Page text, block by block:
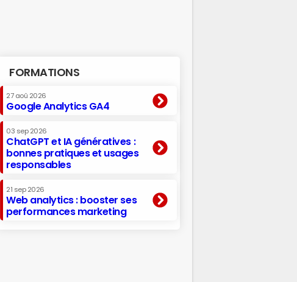
FORMATIONS
27 aoû 2026
Google Analytics GA4
03 sep 2026
ChatGPT et IA génératives :
bonnes pratiques et usages
responsables
21 sep 2026
Web analytics : booster ses
performances marketing